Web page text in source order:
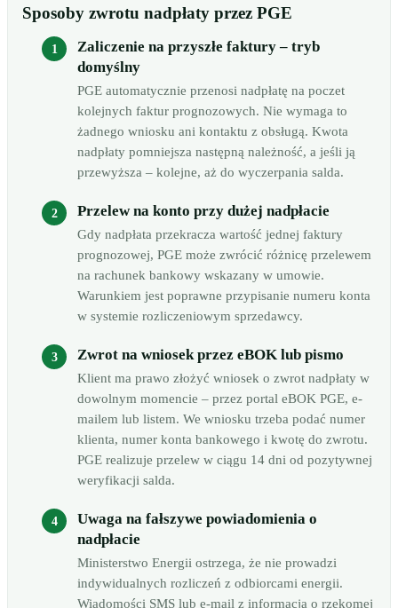
Sposoby zwrotu nadpłaty przez PGE
Zaliczenie na przyszłe faktury – tryb
domyślny
PGE automatycznie przenosi nadpłatę na poczet
kolejnych faktur prognozowych. Nie wymaga to
żadnego wniosku ani kontaktu z obsługą. Kwota
nadpłaty pomniejsza następną należność, a jeśli ją
przewyższa – kolejne, aż do wyczerpania salda.
Przelew na konto przy dużej nadpłacie
Gdy nadpłata przekracza wartość jednej faktury
prognozowej, PGE może zwrócić różnicę przelewem
na rachunek bankowy wskazany w umowie.
Warunkiem jest poprawne przypisanie numeru konta
w systemie rozliczeniowym sprzedawcy.
Zwrot na wniosek przez eBOK lub pismo
Klient ma prawo złożyć wniosek o zwrot nadpłaty w
dowolnym momencie – przez portal eBOK PGE, e-
mailem lub listem. We wniosku trzeba podać numer
klienta, numer konta bankowego i kwotę do zwrotu.
PGE realizuje przelew w ciągu 14 dni od pozytywnej
weryfikacji salda.
Uwaga na fałszywe powiadomienia o
nadpłacie
Ministerstwo Energii ostrzega, że nie prowadzi
indywidualnych rozliczeń z odbiorcami energii.
Wiadomości SMS lub e-mail z informacją o rzekomej